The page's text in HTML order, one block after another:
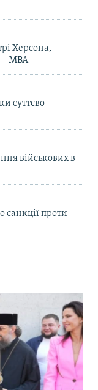
Херсона,
– МВА
суттєво
військових в
санкції проти